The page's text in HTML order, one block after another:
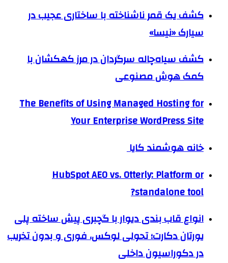
کشف یک قمر ناشناخته با ساختاری عجیب در
سیارک «نیسا»
کشف سیاه‌چاله سرگردان در مرز کهکشان با
کمک هوش مصنوعی
The Benefits of Using Managed Hosting for
Your Enterprise WordPress Site
خانه هوشمند کایا
HubSpot AEO vs. Otterly: Platform or
standalone tool?
انواع قاب بندی دیوار با گچبری پیش ساخته پلی
یورتان دکارت؛ تحولی لوکس، فوری و بدون تخریب
در دکوراسیون داخلی